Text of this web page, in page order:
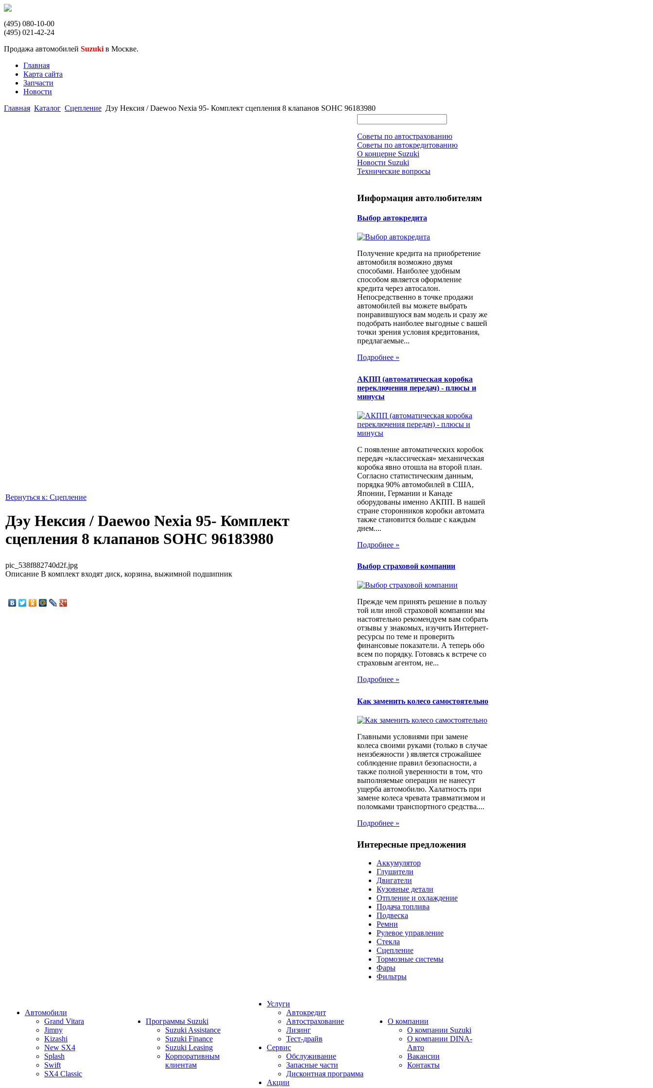
(495) 080-10-00
(495) 021-42-24
Продажа автомобилей Suzuki в Москве.
Главная
Карта сайта
Запчасти
Новости
Главная Каталог Сцепление Дэу Нексия / Daewoo Nexia 95- Комплект сцепления 8 клапанов SOHC 96183980
Вернуться к: Сцепление
Дэу Нексия / Daewoo Nexia 95- Комплект
сцепления 8 клапанов SOHC 96183980
pic_538f882740d2f.jpg
Описание В комплект входят диск, корзина, выжимной подшипник
Советы по автострахованию
Советы по автокредитованию
О концерне Suzuki
Новости Suzuki
Технические вопросы
Информация автолюбителям
Выбор автокредита
Получение кредита на приобретение
автомобиля возможно двумя
способами. Наиболее удобным
способом является оформление
кредита через автосалон.
Непосредственно в точке продажи
автомобилей вы можете выбрать
понравившуюся вам модель и сразу же
подобрать наиболее выгодные с вашей
точки зрения условия кредитования,
предлагаемые...
Подробнее »
АКПП (автоматическая коробка
переключения передач) - плюсы и
минусы
С появление автоматических коробок
передач «классическая» механическая
коробка явно отошла на второй план.
Согласно статистическим данным,
порядка 90% автомобилей в США,
Японии, Германии и Канаде
оборудованы именно АКПП. В нашей
стране сторонников коробки автомата
также становится больше с каждым
днем....
Подробнее »
Выбор страховой компании
Прежде чем принять решение в пользу
той или иной страховой компании мы
настоятельно рекомендуем вам собрать
отзывы у знакомых, изучить Интернет-
ресурсы по теме и проверить
финансовые показатели. А теперь обо
всем по порядку. Готовясь к встрече со
страховым агентом, не...
Подробнее »
Как заменить колесо самостоятельно
Главными условиями при замене
колеса своими руками (только в случае
неизбежности ) является строжайшее
соблюдение правил безопасности, а
также полной уверенности в том, что
выполняемые операции не нанесут
ущерба автомобилю. Халатность при
замене колеса чревата травматизмом и
поломками транспортного средства....
Подробнее »
Интересные предложения
Аккумулятор
Глушители
Двигатели
Кузовные детали
Отпление и охлаждение
Подача топлива
Подвеска
Ремни
Рулевое управление
Стекла
Сцепление
Тормозные системы
Фары
Фильтры
Автомобили
Grand Vitara
Jimny
Kizashi
New SX4
Splash
Swift
SX4 Classic
Программы Suzuki
Suzuki Assistance
Suzuki Finance
Suzuki Leasing
Корпоративным
клиентам
Услуги
Автокредит
Автострахование
Лизинг
Тест-драйв
Сервис
Обслуживание
Запасные части
Дисконтная программа
Акции
О компании
О компании Suzuki
О компании DINA-
Авто
Вакансии
Контакты